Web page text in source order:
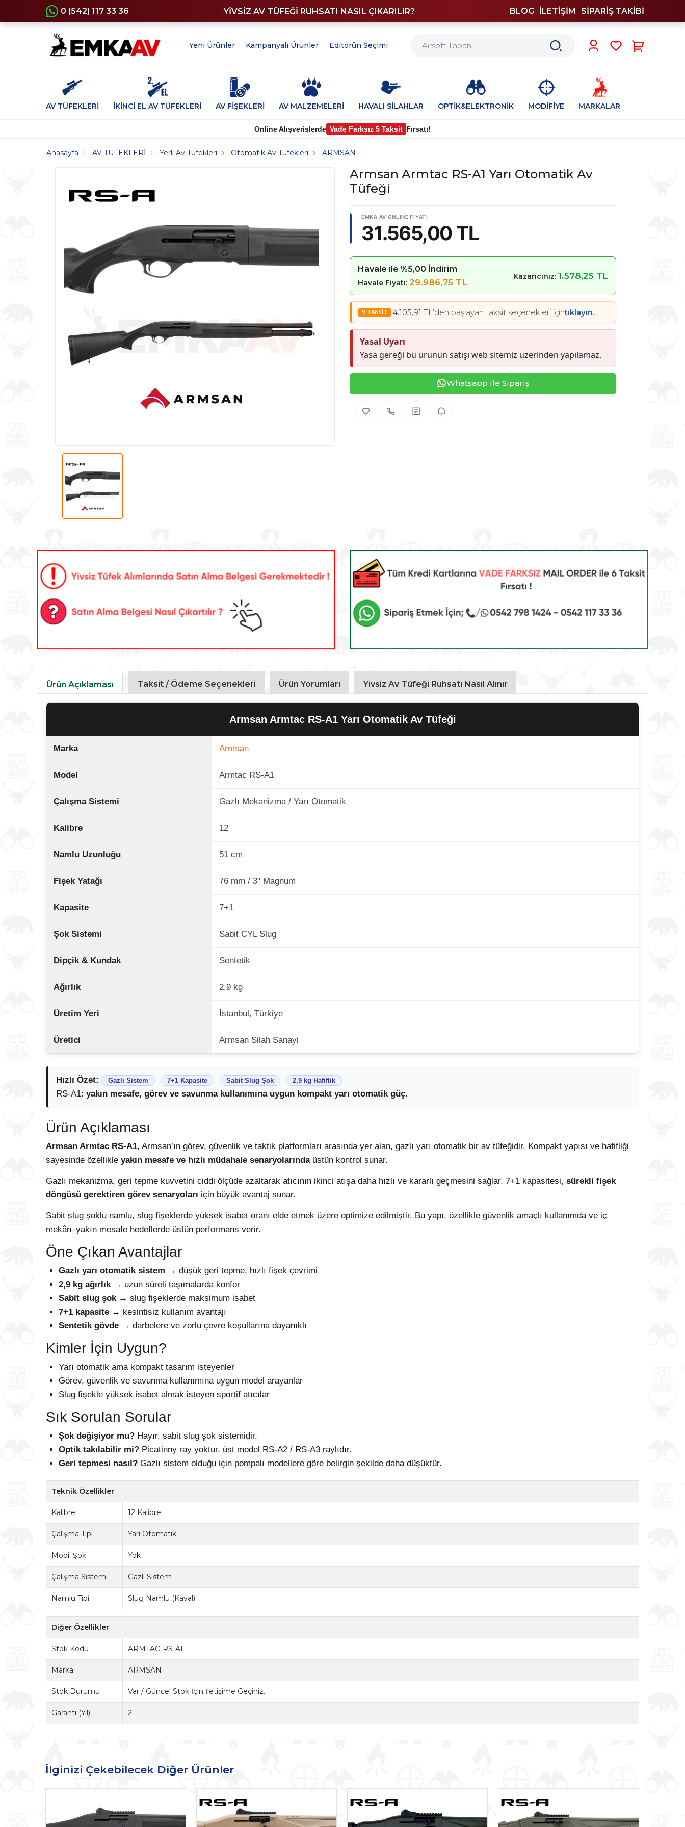
0 (542) 117 33 36 YİVSİZ AV TÜFEĞİ RUHSATI NASIL ÇIKARILIR? BLOG İLETİŞİM SİPARİŞ TAKİBİ
Yeni Ürünler Kampanyalı Ürünler Editörün Seçimi
AV TÜFEKLERİ İKİNCİ EL AV TÜFEKLERİ AV FİŞEKLERİ AV MALZEMELERİ HAVALI SİLAHLAR OPTİK&ELEKTRONİK MODİFİYE MARKALAR
Online Alışverişlerde Vade Farksız 5 Taksit Fırsatı!
Anasayfa AV TÜFEKLERİ Yerli Av Tüfekleri Otomatik Av Tüfekleri ARMSAN
Armsan Armtac RS-A1 Yarı Otomatik Av
Tüfeği
31.565,00 TL
Havale ile %5,00 İndirim
Havale Fiyatı: 29.986,75 TL
Kazancınız: 1.578,25 TL
4.105,91 TL'den başlayan taksit seçenekleri içintıklayın.
Yasal Uyarı
Yasa gereği bu ürünün satışı web sitemiz üzerinden yapılamaz.
Whatsapp ile Sipariş
Ürün Açıklaması Taksit / Ödeme Seçenekleri Ürün Yorumları Yivsiz Av Tüfeği Ruhsatı Nasıl Alınır
Armsan Armtac RS-A1 Yarı Otomatik Av Tüfeği
Marka Armsan
Model Armtac RS-A1
Çalışma Sistemi Gazlı Mekanizma / Yarı Otomatik
Kalibre 12
Namlu Uzunluğu 51 cm
Fişek Yatağı 76 mm / 3" Magnum
Kapasite 7+1
Şok Sistemi Sabit CYL Slug
Dipçik & Kundak Sentetik
Ağırlık 2,9 kg
Üretim Yeri İstanbul, Türkiye
Üretici Armsan Silah Sanayi
Hızlı Özet: Gazlı Sistem 7+1 Kapasite Sabit Slug Şok 2,9 kg Hafiflik
RS-A1: yakın mesafe, görev ve savunma kullanımına uygun kompakt yarı otomatik güç.
Ürün Açıklaması
Armsan Armtac RS-A1, Armsan’ın görev, güvenlik ve taktik platformları arasında yer alan, gazlı yarı otomatik bir av tüfeğidir. Kompakt yapısı ve hafifliği
sayesinde özellikle yakın mesafe ve hızlı müdahale senaryolarındaüstün kontrol sunar.
Gazlı mekanizma, geri tepme kuvvetini ciddi ölçüde azaltarak atıcının ikinci atışa daha hızlı ve kararlı geçmesini sağlar. 7+1 kapasitesi, sürekli fişek
döngüsü gerektiren görev senaryoları için büyük avantaj sunar.
Sabit slug şoklu namlu, slug fişeklerde yüksek isabet oranı elde etmek üzere optimize edilmiştir. Bu yapı, özellikle güvenlik amaçlı kullanımda ve iç
mekân–yakın mesafe hedeflerde üstün performans verir.
Öne Çıkan Avantajlar
Gazlı yarı otomatik sistem → düşük geri tepme, hızlı fişek çevrimi
2,9 kg ağırlık → uzun süreli taşımalarda konfor
Sabit slug şok → slug fişeklerde maksimum isabet
7+1 kapasite → kesintisiz kullanım avantajı
Sentetik gövde → darbelere ve zorlu çevre koşullarına dayanıklı
Kimler İçin Uygun?
Yarı otomatik ama kompakt tasarım isteyenler
Görev, güvenlik ve savunma kullanımına uygun model arayanlar
Slug fişekle yüksek isabet almak isteyen sportif atıcılar
Sık Sorulan Sorular
Şok değişiyor mu? Hayır, sabit slug şok sistemidir.
Optik takılabilir mi? Picatinny ray yoktur, üst model RS-A2 / RS-A3 raylıdır.
Geri tepmesi nasıl? Gazlı sistem olduğu için pompalı modellere göre belirgin şekilde daha düşüktür.
Teknik Özellikler
Kalibre 12 Kalibre
Çalışma Tipi Yarı Otomatik
Mobil Şok Yok
Çalışma Sistemi Gazlı Sistem
Namlu Tipi Slug Namlu (Kaval)
Diğer Özellikler
Stok Kodu ARMTAC-RS-A1
Marka ARMSAN
Stok Durumu Var / Güncel Stok İçin İletişime Geçiniz.
Garanti (Yıl) 2
İlginizi Çekebilecek Diğer Ürünler